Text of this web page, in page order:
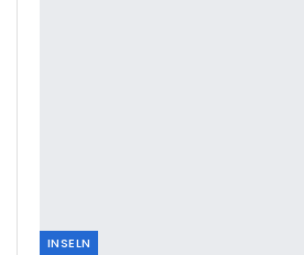
INSELN